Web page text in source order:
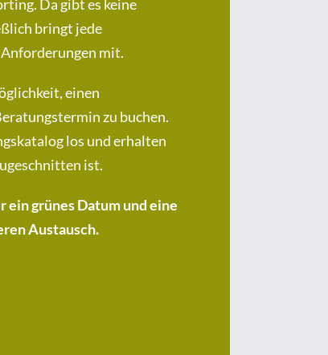
Da gibt es keine
bringt jede
mit.
einen
zu buchen.
los und erhalten
ist.
ein grünes Datum und eine
Austausch.